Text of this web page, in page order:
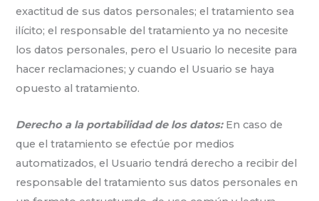
exactitud de sus datos personales; el tratamiento sea
ilícito; el responsable del tratamiento ya no necesite
los datos personales, pero el Usuario lo necesite para
hacer reclamaciones; y cuando el Usuario se haya
opuesto al tratamiento.
Derecho a la portabilidad de los datos:En caso de
que el tratamiento se efectúe por medios
automatizados, el Usuario tendrá derecho a recibir del
responsable del tratamiento sus datos personales en